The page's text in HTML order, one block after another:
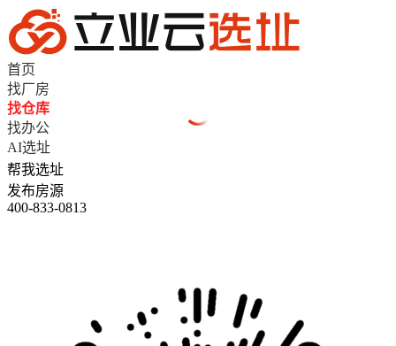
首页
找厂房
找仓库
找办公
AI选址
帮我选址
发布房源
400-833-0813